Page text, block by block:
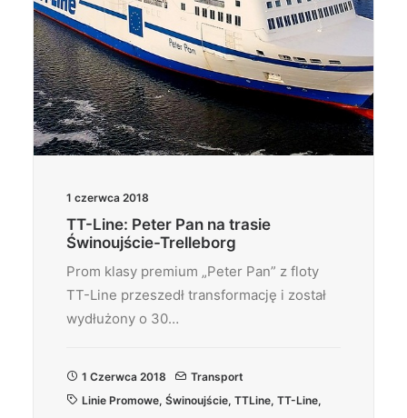
1 czerwca 2018
TT-Line: Peter Pan na trasie
Świnoujście-Trelleborg
Prom klasy premium „Peter Pan” z floty
TT-Line przeszedł transformację i został
wydłużony o 30…
1 Czerwca 2018
Transport
Linie Promowe, Świnoujście, TTLine, TT-Line,